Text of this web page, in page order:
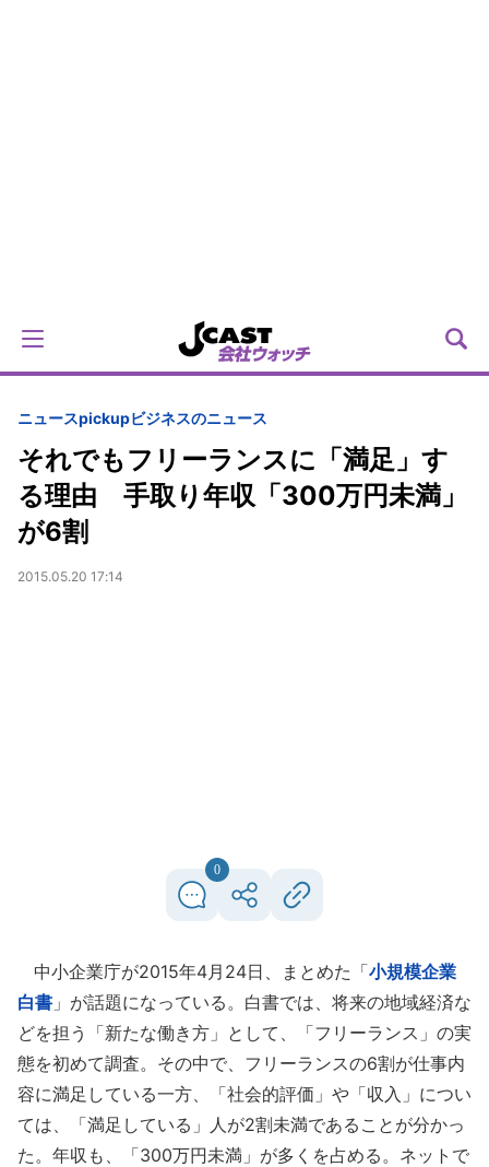
ニュースpickupビジネスのニュース
それでもフリーランスに「満足」す
る理由 手取り年収「300万円未満」
が6割
2015.05.20 17:14
0
中小企業庁が2015年4月24日、まとめた「小規模企業
白書 」が話題になっている。白書では、将来の地域経済な
どを担う「新たな働き方」として、「フリーランス」の実
態を初めて調査。その中で、フリーランスの6割が仕事内
容に満足している一方、「社会的評価」や「収入」につい
ては、「満足している」人が2割未満であることが分かっ
た。年収も、「300万円未満」が多くを占める。ネットで